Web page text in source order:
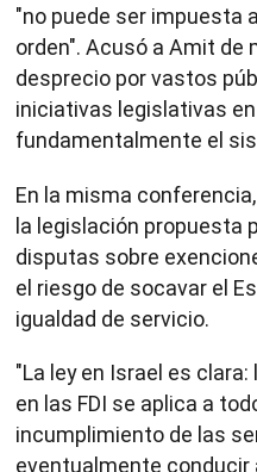
"no puede ser impuesta
orden". Acusó a Amit de
desprecio por vastos
iniciativas legislativas
fundamentalmente el
En la misma
la legislación propuesta
disputas sobre
el riesgo de socavar el
igualdad de servicio.
"La ley en Israel es
en las FDI se aplica a
incumplimiento de las
eventualmente conducir